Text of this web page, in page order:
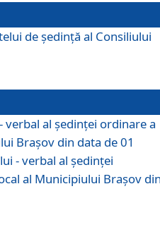
de şedinţă al Consiliului
al şedinţei ordinare a
Brașov din data de 01
- verbal al ședinței
al Municipiului Brașov